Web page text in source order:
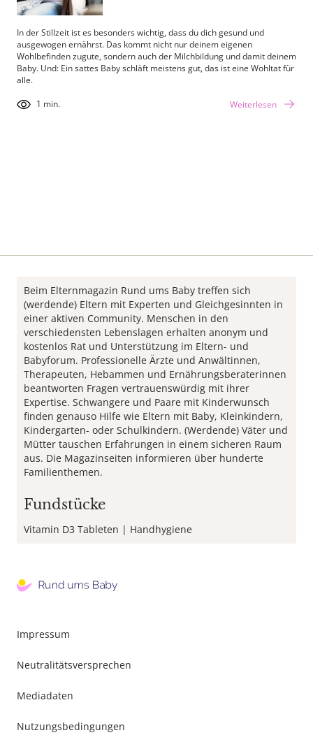
In der Stillzeit ist es besonders wichtig, dass du dich gesund und
ausgewogen ernährst. Das kommt nicht nur deinem eigenen
Wohlbefinden zugute, sondern auch der Milchbildung und damit deinem
Baby. Und: Ein sattes Baby schläft meistens gut, das ist eine Wohltat für
alle.
Weiterlesen
1 min.
Beim Elternmagazin Rund ums Baby treffen sich
(werdende) Eltern mit Experten und Gleichgesinnten in
einer aktiven Community. Menschen in den
verschiedensten Lebenslagen erhalten anonym und
kostenlos Rat und Unterstützung im Eltern- und
Babyforum. Professionelle Ärzte und Anwältinnen,
Therapeuten, Hebammen und Ernährungsberaterinnen
beantworten Fragen vertrauenswürdig mit ihrer
Expertise. Schwangere und Paare mit Kinderwunsch
finden genauso Hilfe wie Eltern mit Baby, Kleinkindern,
Kindergarten- oder Schulkindern. (Werdende) Väter und
Mütter tauschen Erfahrungen in einem sicheren Raum
aus. Die Magazinseiten informieren über hunderte
Familienthemen.
Fundstücke
Vitamin D3 Tableten Handhygiene
Impressum
Neutralitätsversprechen
Mediadaten
Nutzungsbedingungen